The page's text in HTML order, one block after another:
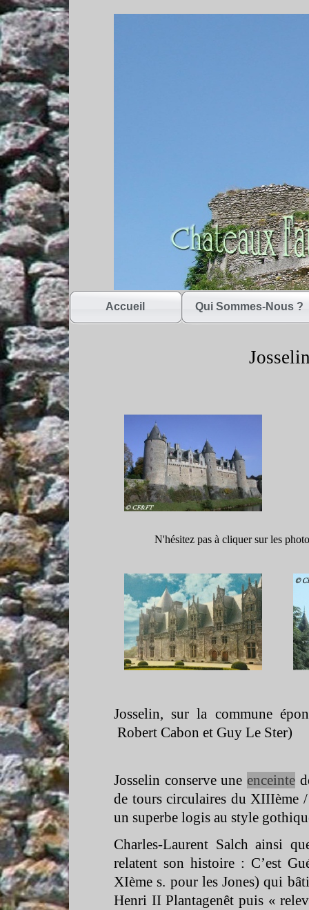
Accueil Qui Sommes-Nous ?
N'hésitez pas à cliquer sur les
Josselin, sur la commune
Robert Cabon et Guy Le Ster)
Josselin conserve une enceinte
de tours circulaires du XIIIème
un superbe logis au style
Charles-Laurent Salch ainsi
relatent son histoire : C’est
XIème s. pour les Jones) qui
Henri II Plantagenêt puis «